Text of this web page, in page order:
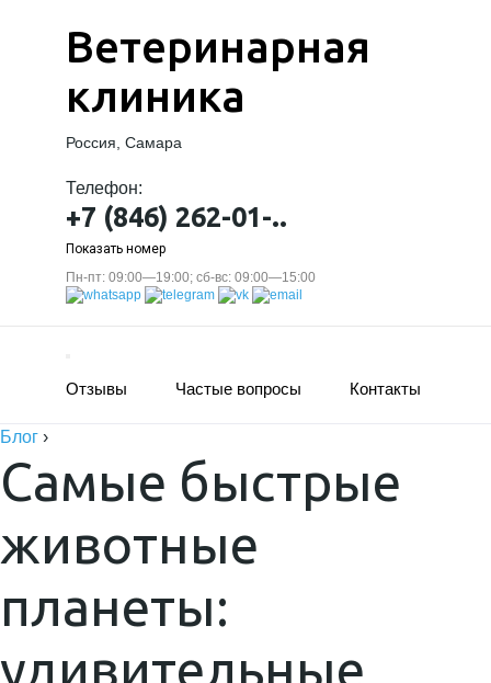
Ветеринарная
клиника
Россия, Самара
Телефон:
+7 (846) 262-01-..
Показать номер
Пн-пт: 09:00—19:00; сб-вс: 09:00—15:00
Отзывы Частые вопросы Контакты
Блог ›
Самые быстрые
животные
планеты:
удивительные